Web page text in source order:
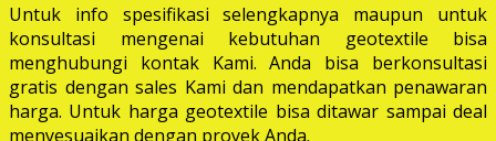
Untuk info spesifikasi selengkapnya maupun untuk
konsultasi mengenai kebutuhan geotextile bisa
menghubungi kontak Kami. Anda bisa berkonsultasi
gratis dengan sales Kami dan mendapatkan penawaran
harga. Untuk harga geotextile bisa ditawar sampai deal
menyesuaikan dengan proyek Anda.